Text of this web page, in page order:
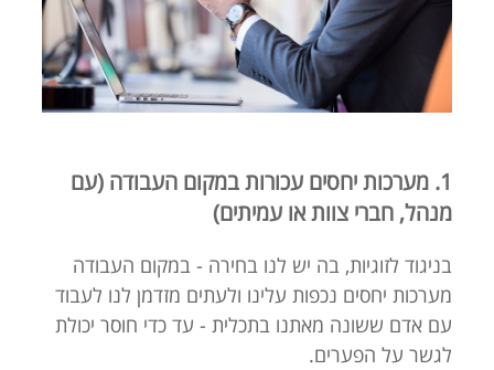
1. מערכות יחסים עכורות במקום העבודה (עם
מנהל, חברי צוות או עמיתים)
בניגוד לזוגיות, בה יש לנו בחירה - במקום העבודה
מערכות יחסים נכפות עלינו ולעתים מזדמן לנו לעבוד
עם אדם ששונה מאתנו בתכלית - עד כדי חוסר יכולת
לגשר על הפערים.